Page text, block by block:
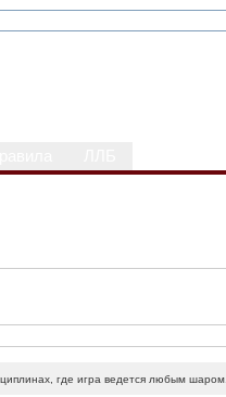
где игра ведется любым шаром.